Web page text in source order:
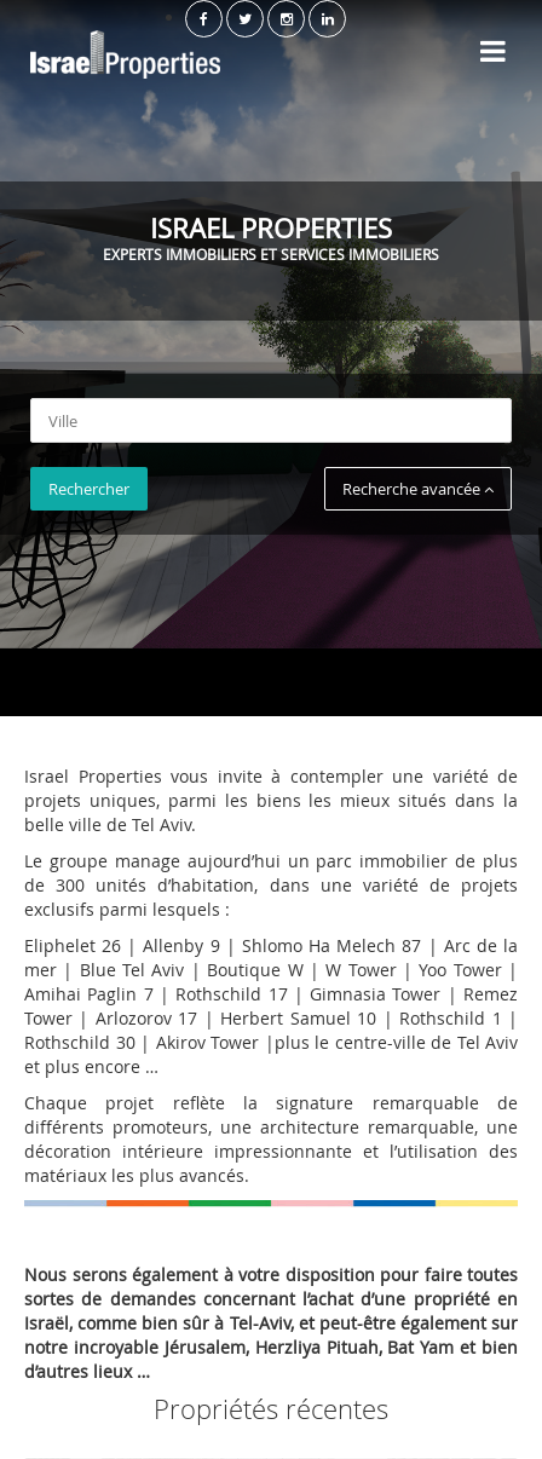
ISRAEL PROPERTIES
EXPERTS IMMOBILIERS ET SERVICES IMMOBILIERS
Rechercher Recherche avancée
Israel Properties vous invite à contempler une variété de
projets uniques, parmi les biens les mieux situés dans la
belle ville de Tel Aviv.
Le groupe manage aujourd’hui un parc immobilier de plus
de 300 unités d’habitation, dans une variété de projets
exclusifs parmi lesquels :
Eliphelet 26 | Allenby 9 | Shlomo Ha Melech 87 | Arc de la
mer | Blue Tel Aviv | Boutique W | W Tower | Yoo Tower |
Amihai Paglin 7 | Rothschild 17 | Gimnasia Tower | Remez
Tower | Arlozorov 17 | Herbert Samuel 10 | Rothschild 1 |
Rothschild 30 | Akirov Tower |plus le centre-ville de Tel Aviv
et plus encore …
Chaque projet reflète la signature remarquable de
différents promoteurs, une architecture remarquable, une
décoration intérieure impressionnante et l’utilisation des
matériaux les plus avancés.
Nous serons également à votre disposition pour faire toutes
sortes de demandes concernant l’achat d’une propriété en
Israël, comme bien sûr à Tel-Aviv, et peut-être également sur
notre incroyable Jérusalem, Herzliya Pituah, Bat Yam et bien
d’autres lieux …
Propriétés récentes